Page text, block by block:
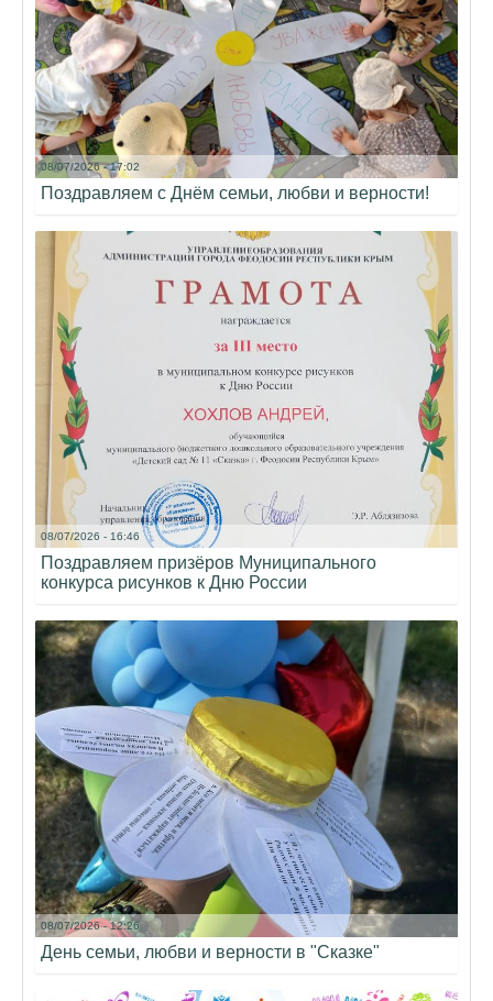
08/07/2026 - 17:02
Поздравляем с Днём семьи, любви и верности!
08/07/2026 - 16:46
Поздравляем призёров Муниципального
конкурса рисунков к Дню России
08/07/2026 - 12:26
День семьи, любви и верности в "Сказке"